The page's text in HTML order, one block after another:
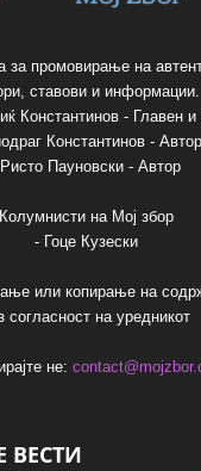
промовирање на
ставови и информации.
Константинов - Главен
Константинов - Автор
Пауновски - Автор
Колумнисти на Мој збор
- Гоце Кузески
или копирање на
согласност на уредникот
не:
ВЕСТИ